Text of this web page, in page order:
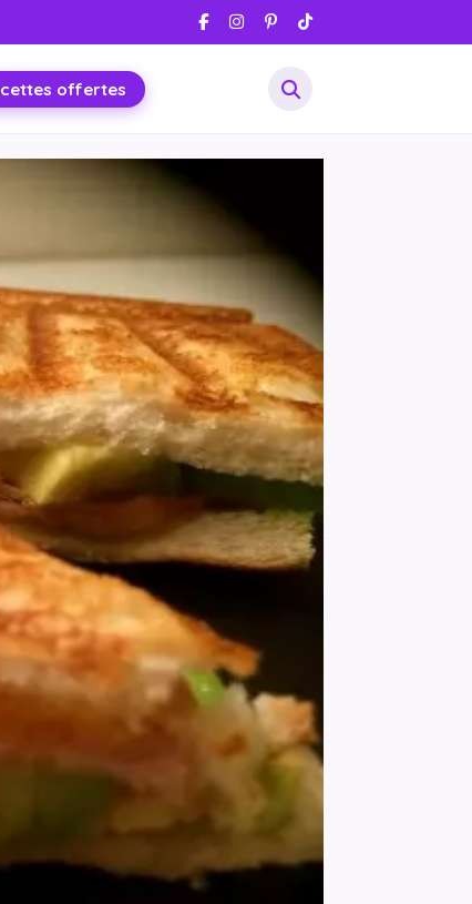
offertes